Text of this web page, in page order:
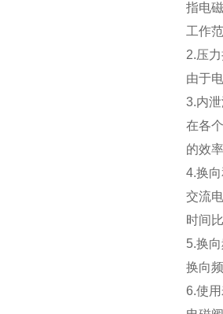
指电
工作
2.压
由于
3.内
在各
的效
4.换
交流
时间
5.换
换向
6.使